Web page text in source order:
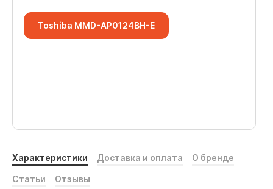
Toshiba MMD-AP0124BH-E
Характеристики Доставка и оплата О бренде
Статьи Отзывы